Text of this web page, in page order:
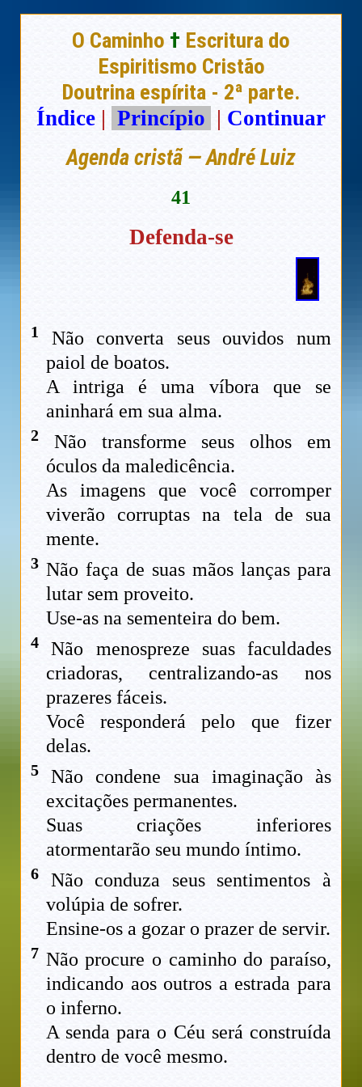
O Caminho † Escritura do
Espiritismo Cristão
Doutrina espírita - 2ª parte.
Índice | Princípio | Continuar
Agenda cristã — André Luiz
41
Defenda-se
1
Não converta seus ouvidos num
paiol de boatos.
A intriga é uma víbora que se
aninhará em sua alma.
2 Não transforme seus olhos em
óculos da maledicência.
As imagens que você corromper
viverão corruptas na tela de sua
mente.
3 Não faça de suas mãos lanças para
lutar sem proveito.
Use-as na sementeira do bem.
4 Não menospreze suas faculdades
criadoras, centralizando-as nos
prazeres fáceis.
Você responderá pelo que fizer
delas.
5 Não condene sua imaginação às
excitações permanentes.
Suas criações inferiores
atormentarão seu mundo íntimo.
6 Não conduza seus sentimentos à
volúpia de sofrer.
Ensine-os a gozar o prazer de servir.
7 Não procure o caminho do paraíso,
indicando aos outros a estrada para
o inferno.
A senda para o Céu será construída
dentro de você mesmo.